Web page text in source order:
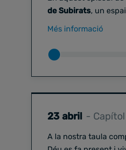
de Subirats, un
entorn únic:
Ens acompanyen
realitat quotidiana
Més informació
23 abril - Capítol
A la nostra taula